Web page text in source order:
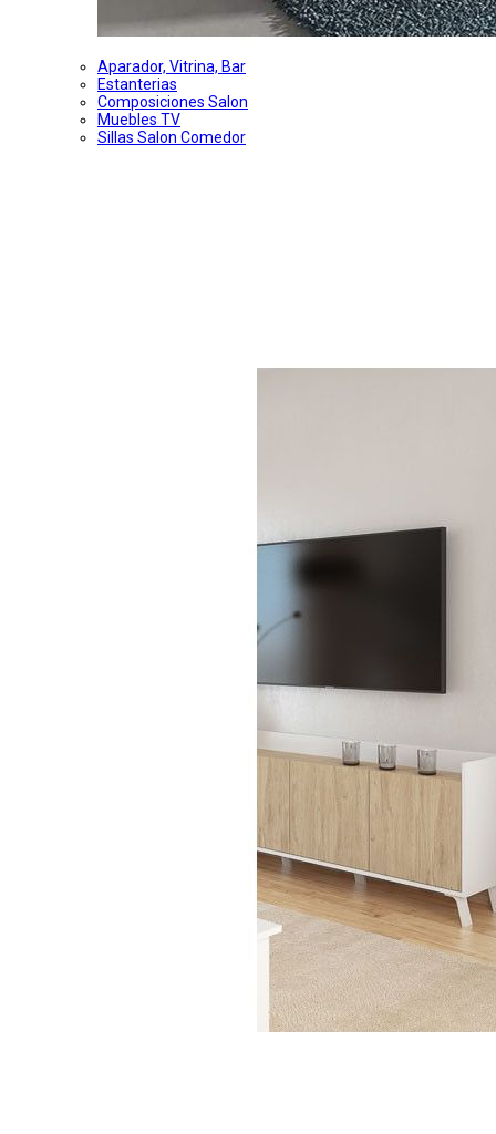
Aparador, Vitrina, Bar
Estanterias
Composiciones Salon
Muebles TV
Sillas Salon Comedor